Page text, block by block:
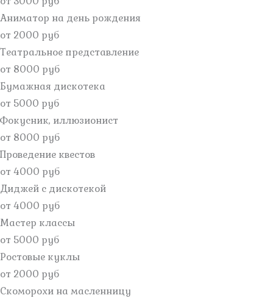
Аниматор на день рождения
от 2000 руб
Театральное представление
от 8000 руб
Бумажная дискотека
от 5000 руб
Фокусник, иллюзионист
от 8000 руб
Проведение квестов
от 4000 руб
Диджей с дискотекой
от 4000 руб
Мастер классы
от 5000 руб
Ростовые куклы
от 2000 руб
Скоморохи на масленницу